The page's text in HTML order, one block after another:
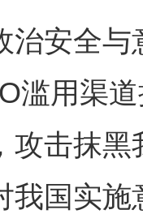
全与意
滥用渠
攻击抹
我国实